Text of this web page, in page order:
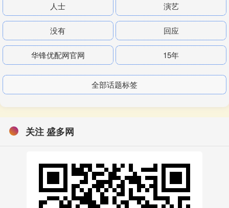
人士 演艺
没有 回应
华锋优配网官网 15年
全部话题标签
关注 盛多网